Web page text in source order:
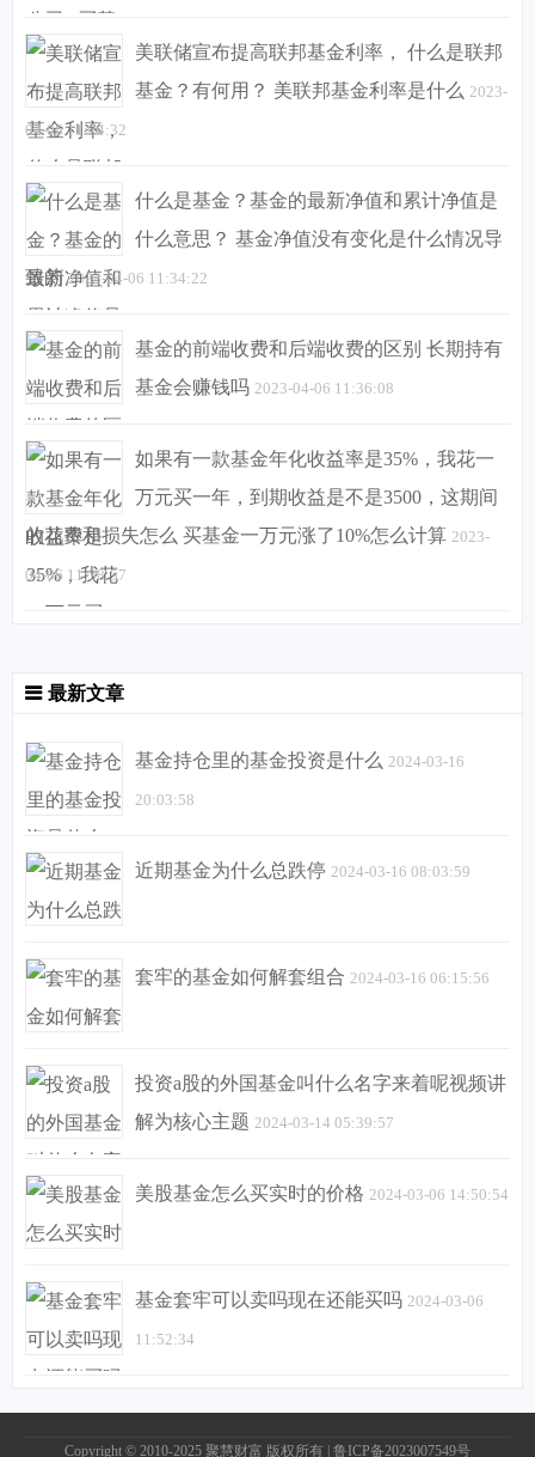
美联储宣布提高联邦基金利率， 什么是联邦
基金？有何用？ 美联邦基金利率是什么 2023-
04-06 11:24:32
什么是基金？基金的最新净值和累计净值是
什么意思？ 基金净值没有变化是什么情况导
致的 2023-04-06 11:34:22
基金的前端收费和后端收费的区别 长期持有
基金会赚钱吗 2023-04-06 11:36:08
如果有一款基金年化收益率是35%，我花一
万元买一年，到期收益是不是3500，这期间
的花费和损失怎么 买基金一万元涨了10%怎么计算 2023-
04-06 11:38:57
最新文章
基金持仓里的基金投资是什么 2024-03-16
20:03:58
近期基金为什么总跌停 2024-03-16 08:03:59
套牢的基金如何解套组合 2024-03-16 06:15:56
投资a股的外国基金叫什么名字来着呢视频讲
解为核心主题 2024-03-14 05:39:57
美股基金怎么买实时的价格 2024-03-06 14:50:54
基金套牢可以卖吗现在还能买吗 2024-03-06
11:52:34
Copyright © 2010-2025 聚慧财富 版权所有 | 鲁ICP备2023007549号